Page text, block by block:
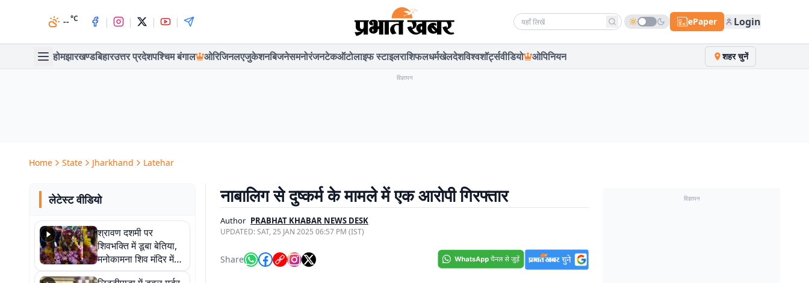
--°C | | | | Search news ePaper Login
होमझारखण्डबिहारउत्तर प्रदेशपश्चिम बंगाल ओरिजिनलएजुकेशनबिजनेसमनोरंजनटेकऑटोलाइफ स्टाइलराशिफलधर्मखेलदेशविश्वशॉर्ट्सवीडियो ओपिनियन शहर चुनें
विज्ञापन
Home State Jharkhand Latehar
लेटेस्ट वीडियो
श्रावण दशमी पर
शिवभक्ति में डूबा बेतिया,
मनोकामना शिव मंदिर में
हुआ भव्य श्रृंगार
नाबालिग से दुष्कर्म के मामले में एक आरोपी गिरफ्तार
Author PRABHAT KHABAR NEWS DESK
UPDATED:SAT, 25 JAN 2025 06:57 PM (IST)
Share
विज्ञापन